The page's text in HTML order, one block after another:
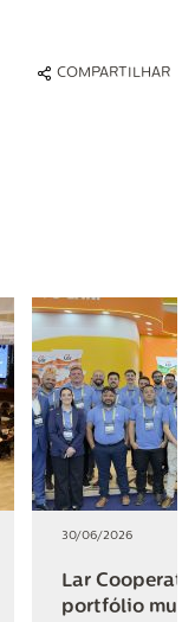
COMPARTILHAR
30/06/2026
Lar
portfólio